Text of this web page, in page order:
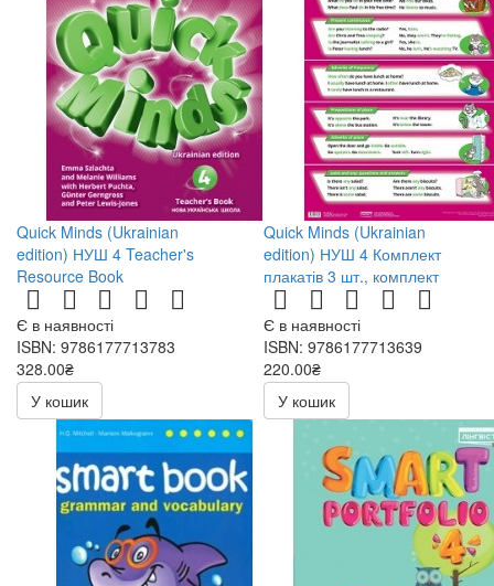
Quick Minds (Ukrainian
edition) НУШ 4 Teacher's
Resource Book
Є в наявності
ISBN: 9786177713783
328.00₴
У кошик
Quick Minds (Ukrainian
edition) НУШ 4 Комплект
плакатів 3 шт., комплект
Є в наявності
ISBN: 9786177713639
220.00₴
У кошик